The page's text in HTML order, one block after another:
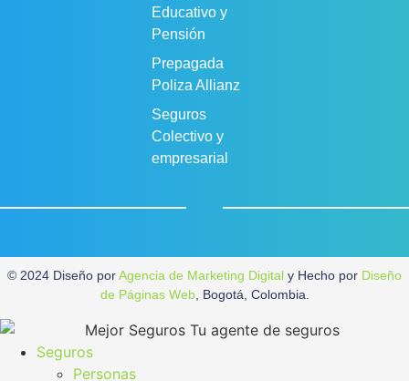
Educativo y
Pensión
Prepagada
Poliza Allianz
Seguros
Colectivo y
empresarial
© 2024 Diseño porAgencia de Marketing Digital y Hecho por Diseño
de Páginas Web, Bogotá, Colombia.
Seguros
Personas